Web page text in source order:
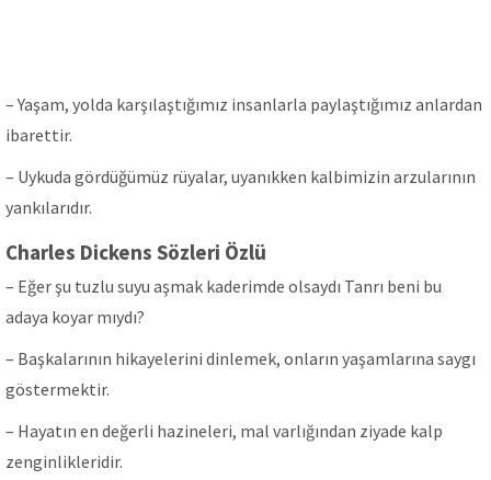
– Yaşam, yolda karşılaştığımız insanlarla paylaştığımız anlardan
ibarettir.
– Uykuda gördüğümüz rüyalar, uyanıkken kalbimizin arzularının
yankılarıdır.
Charles Dickens Sözleri Özlü
– Eğer şu tuzlu suyu aşmak kaderimde olsaydı Tanrı beni bu
adaya koyar mıydı?
– Başkalarının hikayelerini dinlemek, onların yaşamlarına saygı
göstermektir.
– Hayatın en değerli hazineleri, mal varlığından ziyade kalp
zenginlikleridir.